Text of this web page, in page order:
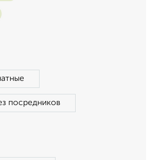
посредников